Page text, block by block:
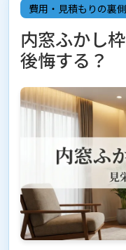
費用・見積もりの裏側
内窓ふかし
後悔する？